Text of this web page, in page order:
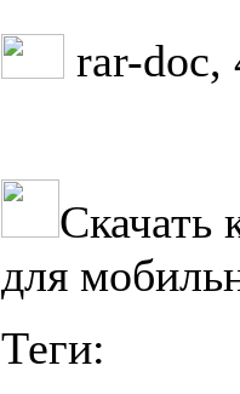
rar-doc,
Скачать
для
Теги: